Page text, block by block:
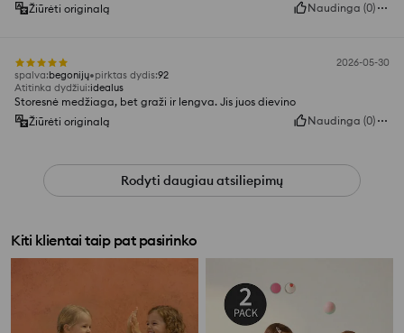
Žiūrėti originalą
Naudinga (0)
2026-05-30
spalva:begonijų pirktas dydis:92
Atitinka dydžiui:idealus
Storesnė medžiaga, bet graži ir lengva. Jis juos dievino
Žiūrėti originalą
Naudinga (0)
Rodyti daugiau atsiliepimų
Kiti klientai taip pat pasirinko